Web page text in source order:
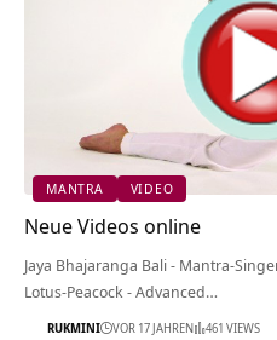
MANTRA VIDEO
Neue Videos online
Jaya Bhajaranga Bali - Mantra-
Lotus-Peacock - Advanced…
RUKMINI VOR 17 JAHREN 461 VIEWS